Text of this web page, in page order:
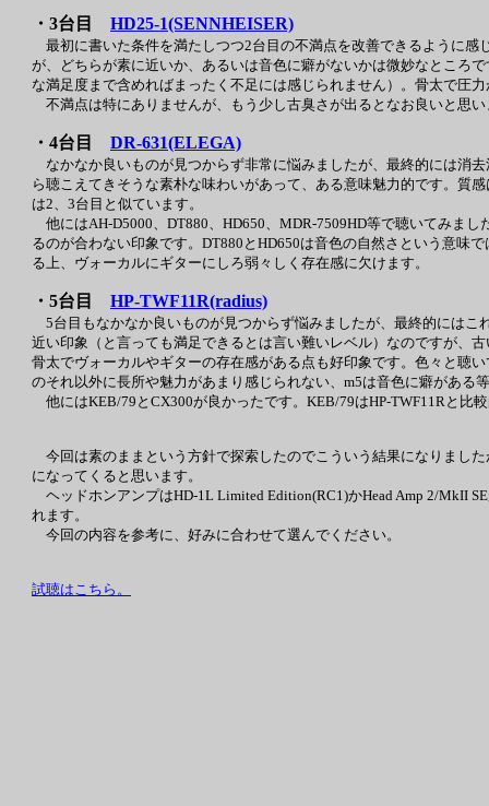
・3台目 HD25-1(SENNHEISER)
最初に書いた条件を満たしつつ2台目の不満点を改善できるように感
が、どちらが素に近いか、あるいは音色に癖がないかは微妙なところ
な満足度まで含めればまったく不足には感じられません）。骨太で圧
不満点は特にありませんが、もう少し古臭さが出るとなお良いと思い
・4台目 DR-631(ELEGA)
なかなか良いものが見つからず非常に悩みましたが、最終的には消
ら聴こえてきそうな素朴な味わいがあって、ある意味魅力的です。質
は2、3台目と似ています。
他にはAH-D5000、DT880、HD650、MDR-7509HD等で聴いてみま
るのが合わない印象です。DT880とHD650は音色の自然さという意味
る上、ヴォーカルにギターにしろ弱々しく存在感に欠けます。
・5台目 HP-TWF11R(radius)
5台目もなかなか良いものが見つからず悩みましたが、最終的にはこ
近い印象（と言っても満足できるとは言い難いレベル）なのですが、
骨太でヴォーカルやギターの存在感がある点も好印象です。色々と聴
のそれ以外に長所や魅力があまり感じられない、m5は音色に癖がある
他にはKEB/79とCX300が良かったです。KEB/79はHP-TWF11Rと比
今回は素のままという方針で探索したのでこういう結果になりまし
になってくると思います。
ヘッドホンアンプはHD-1L Limited Edition(RC1)かHead Amp 2/MkII
れます。
今回の内容を参考に、好みに合わせて選んでください。
試聴はこちら。